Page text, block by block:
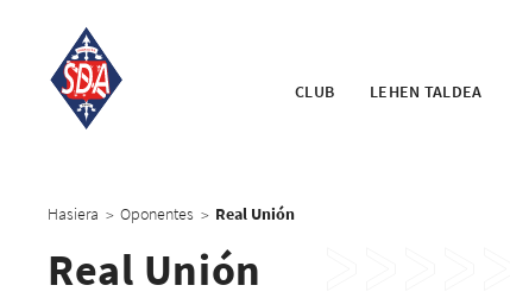
CLUB LEHEN TALDEA
Hasiera > Oponentes > Real Unión
Real Unión